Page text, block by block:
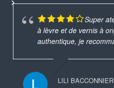
Super
à lèvre et de vernis à
authentique, je
LILI BACCONNIER